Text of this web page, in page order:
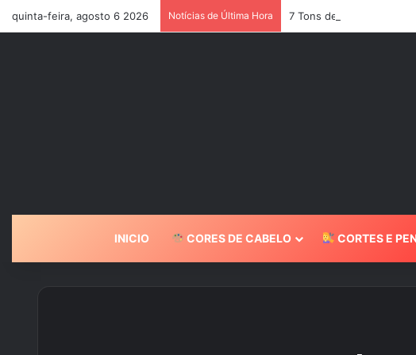
quinta-feira, agosto 6 2026 Notícias de Última Hora 7 Tons de Cabelo
INICIO CORES DE CABELO CORTES E